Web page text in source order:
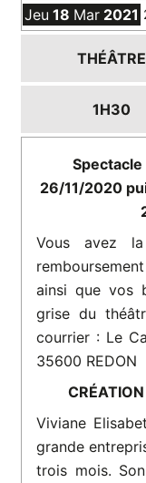
Jeu 18 Mar 2021
THÉÂTRE
1H30
26/11/2020
Vous avez
ainsi que vos
grise du
courrier : Le
35600 REDON
Viviane
grande
trois mois.